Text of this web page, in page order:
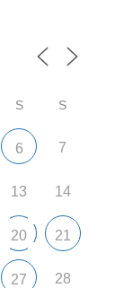
S S
6 7
13 14
20 21
27 28